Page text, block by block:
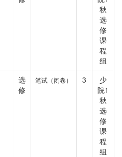
秋
选
修
课
程
组
选
修
笔试（闭卷） 3
少
院1
秋
选
修
课
程
组